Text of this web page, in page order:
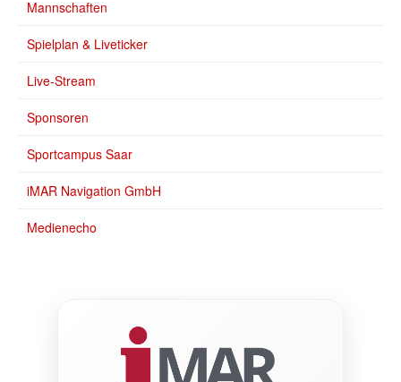
Mannschaften
Spielplan & Liveticker
Live-Stream
Sponsoren
Sportcampus Saar
iMAR Navigation GmbH
Medienecho